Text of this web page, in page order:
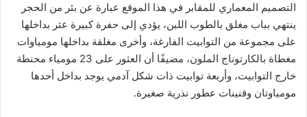
التصميم المعماري للمقابر في هذا الموقع عبارة عن بئر من الحجر
ينتهي بباب مغلق بالطوب اللبن، يؤدي إلى حفرة كبيرة عثر بداخلها
على مجموعة من التوابيت الفارغة، وأخرى مغلقة بداخلها مومياوات
مغطاة بالكارتوناج الملون، مضيفًا أن العثور على 23 مومياء محنطة
خارج التوابيت، وأربعة توابيت ذات شكل آدمي يوجد بداخل أحدها
مومياوتان وقنينات عطور نذرية صغيرة.